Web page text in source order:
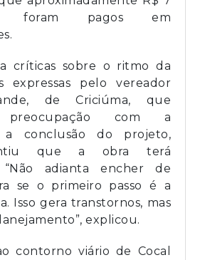
foram pagos em
críticas sobre o ritmo da
expressas pelo vereador
de Criciúma, que
preocupação com a
a conclusão do projeto,
que a obra terá
“Não adianta encher de
se o primeiro passo é a
Isso gera transtornos, mas
explicou.
contorno viário de Cocal